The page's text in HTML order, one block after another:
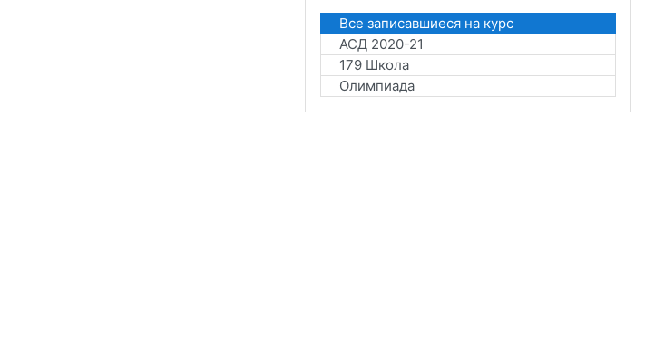
Все записавшиеся на курс
АСД 2020-21
179 Школа
Олимпиада